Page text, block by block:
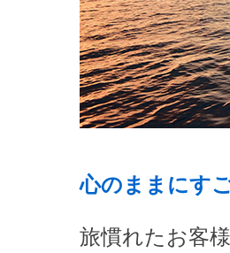
心のままにす
旅慣れたお客